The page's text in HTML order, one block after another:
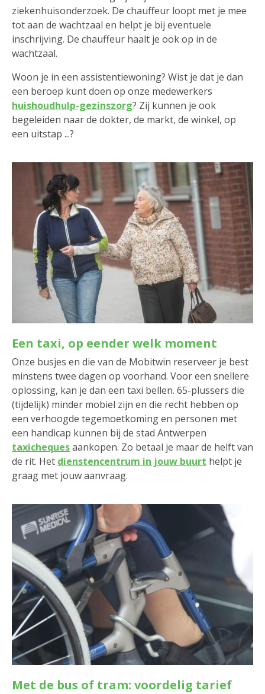
ziekenhuisonderzoek. De chauffeur loopt met je mee
tot aan de wachtzaal en helpt je bij eventuele
inschrijving. De chauffeur haalt je ook op in de
wachtzaal.
Woon je in een assistentiewoning? Wist je dat je dan
een beroep kunt doen op onze medewerkers
huishoudhulp-gezinszorg? Zij kunnen je ook
begeleiden naar de dokter, de markt, de winkel, op
een uitstap ...?
Een taxi, op eender welk moment
Onze busjes en die van de Mobitwin reserveer je best
minstens twee dagen op voorhand. Voor een snellere
oplossing, kan je dan een taxi bellen. 65-plussers die
(tijdelijk) minder mobiel zijn en die recht hebben op
een verhoogde tegemoetkoming en personen met
een handicap kunnen bij de stad Antwerpen
taxichequesaankopen. Zo betaal je maar de helft van
de rit. Het dienstencentrum in jouw buurt helpt je
graag met jouw aanvraag.
Met de bus of tram: voordelig tarief